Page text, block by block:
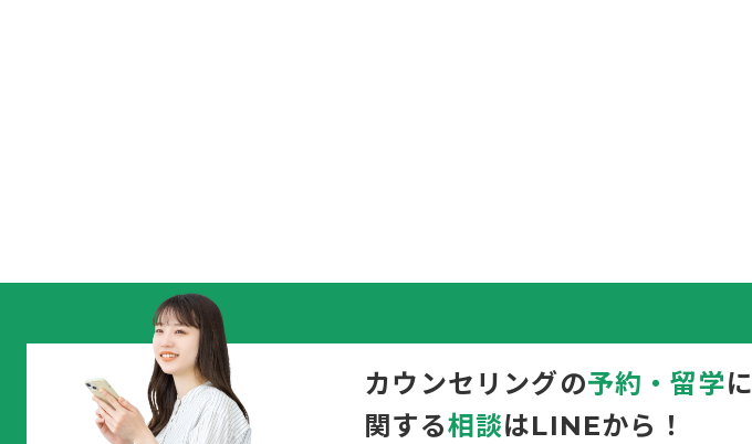
カウンセリングの予約・留学に
関する相談はLINEから！